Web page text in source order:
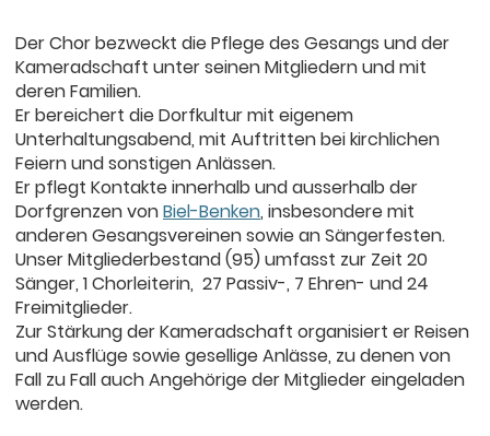
Der Chor bezweckt die Pflege des Gesangs und der
Kameradschaft unter seinen Mitgliedern und mit
deren Familien.
Er bereichert die Dorfkultur mit eigenem
Unterhaltungsabend, mit Auftritten bei kirchlichen
Feiern und sonstigen Anlässen.
Er pflegt Kontakte innerhalb und ausserhalb der
Dorfgrenzen vonBiel-Benken, insbesondere mit
anderen Gesangsvereinen sowie an Sängerfesten.
Unser Mitgliederbestand (95) umfasst zur Zeit 20
Sänger, 1 Chorleiterin, 27 Passiv-, 7 Ehren- und 24
Freimitglieder.
Zur Stärkung der Kameradschaft organisiert er Reisen
und Ausflüge sowie gesellige Anlässe, zu denen von
Fall zu Fall auch Angehörige der Mitglieder eingeladen
werden.